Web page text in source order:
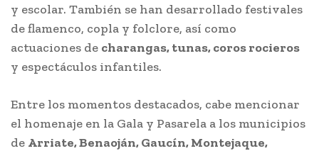
y escolar. También se han desarrollado festivales
de flamenco, copla y folclore, así como
actuaciones de charangas, tunas, coros rocieros
y espectáculos infantiles.
Entre los momentos destacados, cabe mencionar
el homenaje en la Gala y Pasarela a los municipios
de Arriate, Benaoján, Gaucín, Montejaque,